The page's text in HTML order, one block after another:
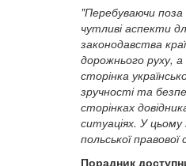
"Перебуваючи
чутливі аспекти
законодавства
дорожнього руху,
сторінка
зручності та
сторінках
ситуаціях. У цьому
польської
Порадник